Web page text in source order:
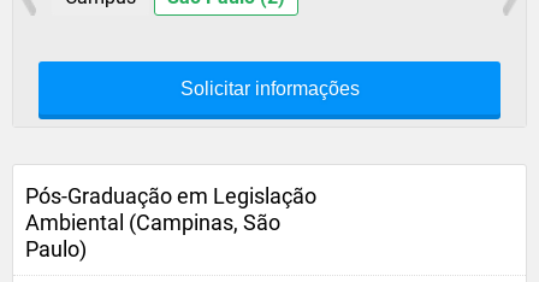
Solicitar informações
Pós-Graduação em Legislação
Ambiental (Campinas, São
Paulo)